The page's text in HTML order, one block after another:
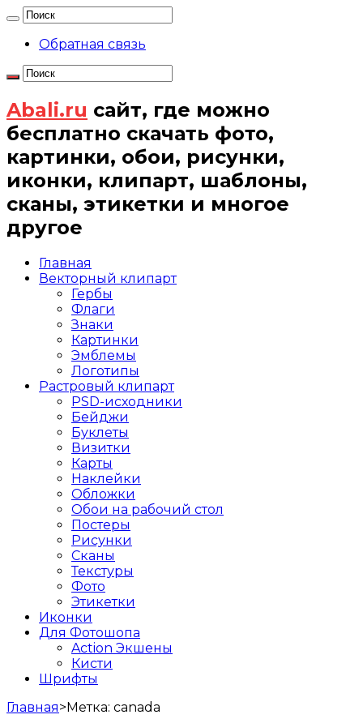
Обратная связь
Abali.ru сайт, где можно
бесплатно скачать фото,
картинки, обои, рисунки,
иконки, клипарт, шаблоны,
сканы, этикетки и многое
другое
Главная
Векторный клипарт
Гербы
Флаги
Знаки
Картинки
Эмблемы
Логотипы
Растровый клипарт
PSD-исходники
Бейджи
Буклеты
Визитки
Карты
Наклейки
Обложки
Обои на рабочий стол
Постеры
Рисунки
Сканы
Текстуры
Фото
Этикетки
Иконки
Для Фотошопа
Action Экшены
Кисти
Шрифты
Главная>Метка: canada